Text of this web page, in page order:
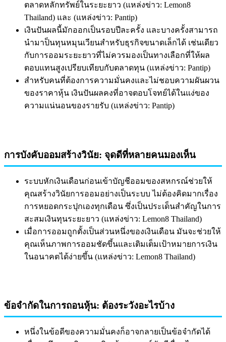
ตลาดหลักทรัพย์ในระยะยาว (แหล่งข่าว: Lemon8
Thailand) และ (แหล่งข่าว: Pantip)
เงินปันผลนี้มักออกเป็นรอบปีละครั้ง และบางครั้งสามารถ
นำมาป็นทุนหมุนเวียนสำหรับธุรกิจขนาดเล็กได้ เช่นเดียว
กับการออมระยะยาวที่ไม่ควรมองเป็นทางเลือกที่ให้ผล
ตอบแทนสูงเปรียบเทียบกับตลาดทุน (แหล่งข่าว: Pantip)
สำหรับคนที่ต้องการความมั่นคงและไม่ชอบความผันผวน
ของราคาหุ้น เงินปันผลคงที่อาจตอบโจทย์ได้ในแง่ของ
ความแน่นอนของรายรับ (แหล่งข่าว: Pantip)
การบังคับออมสร้างวินัย: จุดดีที่หลายคนมองเห็น
ระบบหักเงินเดือนก่อนเข้าบัญชีออมของสหกรณ์ช่วยให้
คุณสร้างวินัยการออมอย่างเป็นระบบ ไม่ต้องคิดมากเรื่อง
การหยอดกระปุกเองทุกเดือน ซึ่งเป็นประเด็นสำคัญในการ
สะสมเงินทุนระยะยาว (แหล่งข่าว: Lemon8 Thailand)
เมื่อการออมถูกตั้งเป็นส่วนหนึ่งของเงินเดือน มันจะช่วยให้
คุณเห็นภาพการออมชัดขึ้นและเติมเต็มเป้าหมายการเงิน
ในอนาคตได้ง่ายขึ้น (แหล่งข่าว: Lemon8 Thailand)
ข้อจำกัดในการถอนหุ้น: ต้องระวังอะไรบ้าง
หนึ่งในข้อดีของความมั่นคงก็อาจกลายเป็นข้อจำกัดได้